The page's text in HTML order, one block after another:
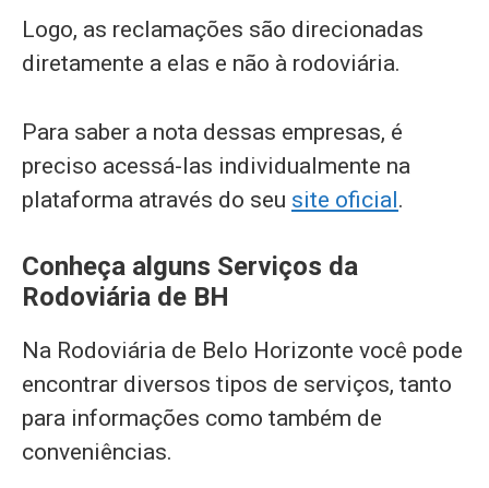
Logo, as reclamações são direcionadas
diretamente a elas e não à rodoviária.
Para saber a nota dessas empresas, é
preciso acessá-las individualmente na
plataforma através do seu site oficial.
Conheça alguns Serviços da
Rodoviária de BH
Na Rodoviária de Belo Horizonte você pode
encontrar diversos tipos de serviços, tanto
para informações como também de
conveniências.